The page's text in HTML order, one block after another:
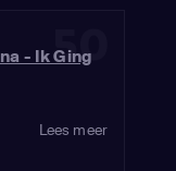
50
- Ik Ging
Lees meer